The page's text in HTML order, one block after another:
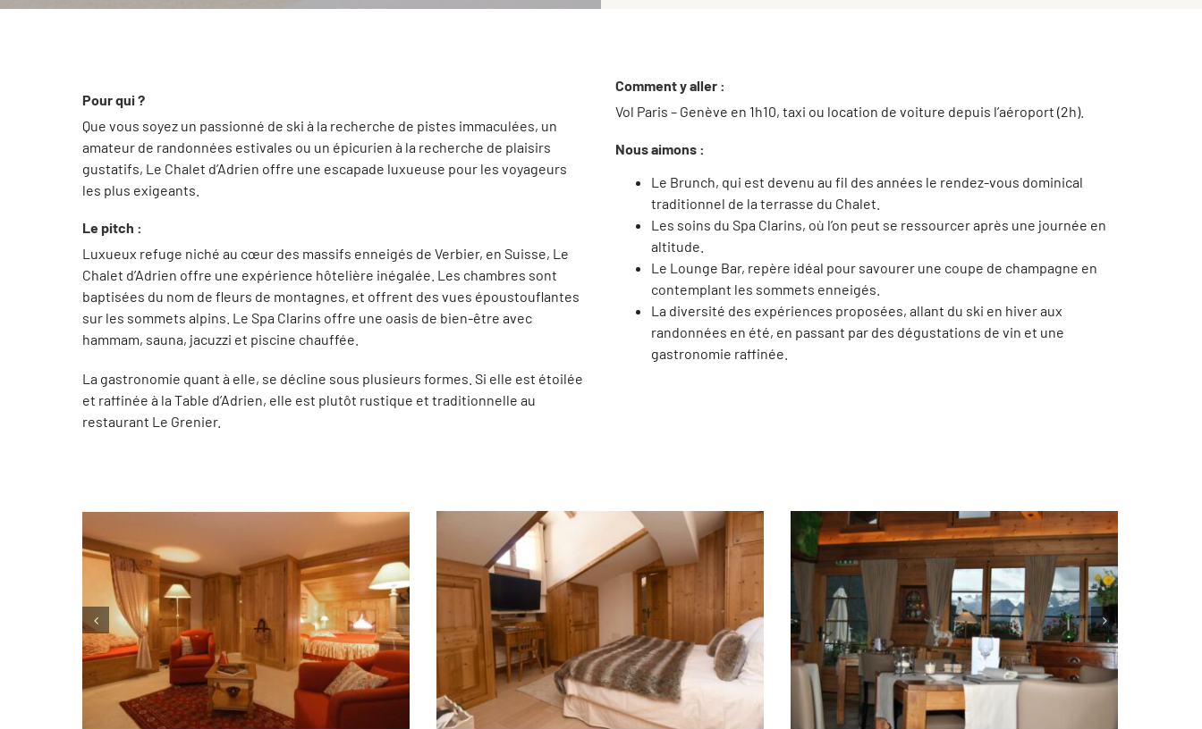
Pour qui ?
Que vous soyez un passionné de ski à la recherche de pistes immaculées, un
amateur de randonnées estivales ou un épicurien à la recherche de plaisirs
gustatifs, Le Chalet d’Adrien offre une escapade luxueuse pour les voyageurs
les plus exigeants.
Le pitch :
Luxueux refuge niché au cœur des massifs enneigés de Verbier, en Suisse, Le
Chalet d’Adrien offre une expérience hôtelière inégalée. Les chambres sont
baptisées du nom de fleurs de montagnes, et offrent des vues époustouflantes
sur les sommets alpins. Le Spa Clarins offre une oasis de bien-être avec
hammam, sauna, jacuzzi et piscine chauffée.
La gastronomie quant à elle, se décline sous plusieurs formes. Si elle est étoilée
et raffinée à la Table d’Adrien, elle est plutôt rustique et traditionnelle au
restaurant Le Grenier.
Comment y aller :
Vol Paris – Genève en 1h10, taxi ou location de voiture depuis l’aéroport (2h).
Nous aimons :
Le Brunch, qui est devenu au fil des années le rendez-vous dominical
traditionnel de la terrasse du Chalet.
Les soins du Spa Clarins, où l’on peut se ressourcer après une journée en
altitude.
Le Lounge Bar, repère idéal pour savourer une coupe de champagne en
contemplant les sommets enneigés.
La diversité des expériences proposées, allant du ski en hiver aux
randonnées en été, en passant par des dégustations de vin et une
gastronomie raffinée.